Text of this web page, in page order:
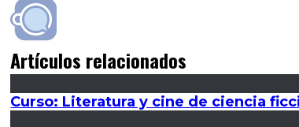
Artículos relacionados
Curso: Literatura y cine de ciencia